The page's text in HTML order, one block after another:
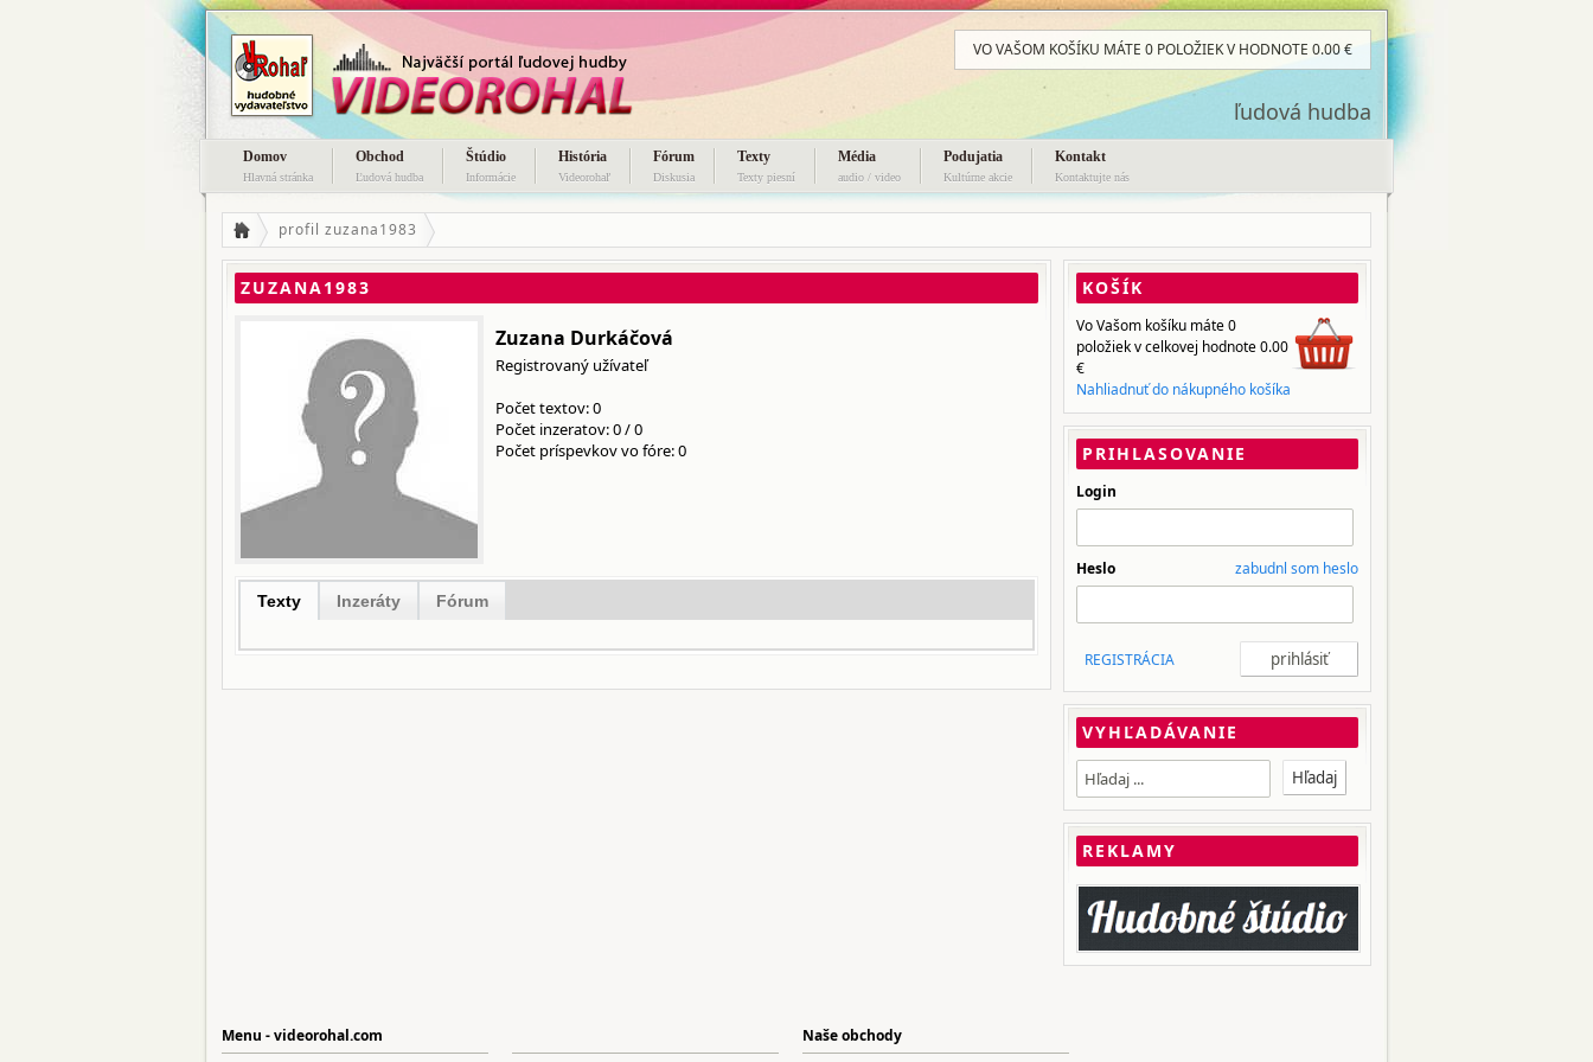
ľudová hudba
Domov
Hlavná stránka
Obchod
Ľudová hudba
Štúdio
Informácie
História
Videorohaľ
Fórum
Diskusia
Texty
Texty piesní
Média
audio / video
Podujatia
Kultúrne akcie
Kontakt
Kontaktujte nás
VO VAŠOM KOŠÍKU MÁTE 0 POLOŽIEKV HODNOTE 0.00€
profil zuzana1983
ZUZANA1983
Zuzana Durkáčová
Registrovaný užívateľ
Počet textov: 0
Počet inzeratov:0/0
Počet príspevkov vo fóre: 0
Texty Inzeráty Fórum
KOŠÍK
Vo Vašom košíku máte0
položiekv celkovej hodnote0.00
€
Nahliadnuť do nákupného košíka
PRIHLASOVANIE
Login
Heslo zabudnl som heslo
REGISTRÁCIA
VYHĽADÁVANIE
REKLAMY
Menu - videorohal.com Naše obchody